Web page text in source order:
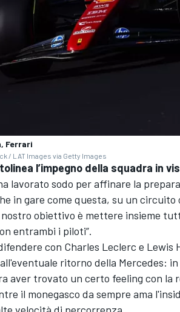
Ferrari
/ LAT Images via Getty Images
l’impegno della squadra in
lavorato sodo per affinare la
in gare come questa, su un
obiettivo è mettere insieme
entrambi i piloti”.
con Charles Leclerc e Lewis
ritorno della Mercedes:
aver trovato un certo feeling con la
il monegasco da sempre ama